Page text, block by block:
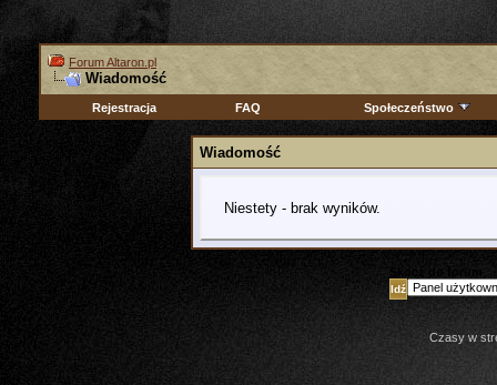
Forum Altaron.pl
Wiadomość
Rejestracja FAQ Społeczeństwo
Wiadomość
Niestety - brak wyników.
Skocz do forum
Czasy w